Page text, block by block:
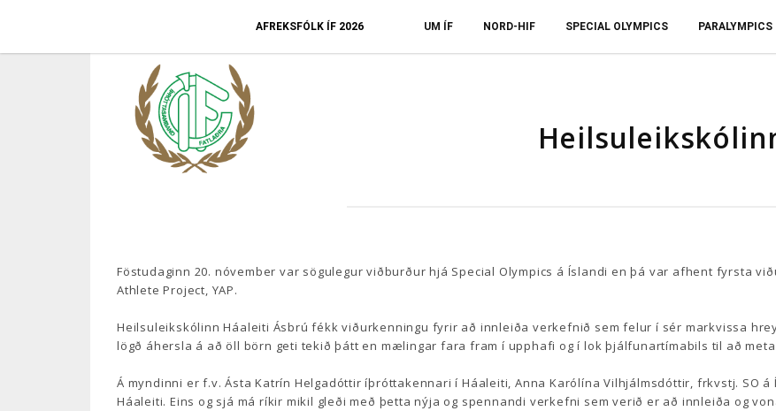
AFREKSFÓLK ÍF 2026 UM ÍF NORD-HIF SPECIAL OLYMPICS PARALYMPICS
Föstudaginn 20. nóvember var sögulegur viðburður hjá Special Olympics á Íslandi en þá var afhent fyrsta
Athlete Project, YAP.
Heilsuleikskólinn Háaleiti Ásbrú fékk viðurkenningu fyrir að innleiða verkefnið sem felur í sér markvissa
lögð áhersla á að öll börn geti tekið þátt en mælingar fara fram í upphafi og í lok þjálfunartímabils til að
Á myndinni er f.v. Ásta Katrín Helgadóttir íþróttakennari í Háaleiti, Anna Karólína Vilhjálmsdóttir, frkvstj. SO
Háaleiti. Eins og sjá má ríkir mikil gleði með þetta nýja og spennandi verkefni sem verið er að innleiða og